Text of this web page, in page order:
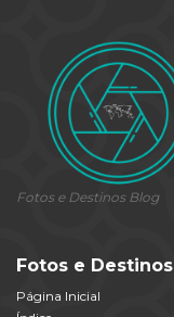
Fotos e Destinos Blog
Fotos e Destinos
Página Inicial